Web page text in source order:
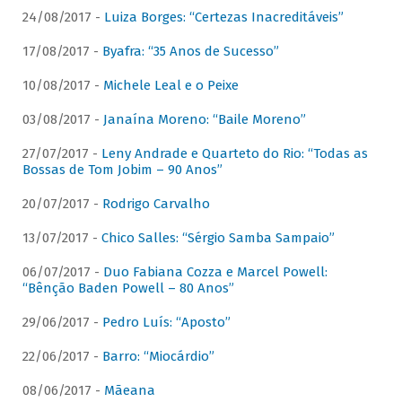
24/08/2017 - Luiza Borges: “Certezas Inacreditáveis”
17/08/2017 - Byafra: “35 Anos de Sucesso”
10/08/2017 - Michele Leal e o Peixe
03/08/2017 - Janaína Moreno: “Baile Moreno”
27/07/2017 - Leny Andrade e Quarteto do Rio: “Todas as
Bossas de Tom Jobim – 90 Anos”
20/07/2017 - Rodrigo Carvalho
13/07/2017 - Chico Salles: “Sérgio Samba Sampaio”
06/07/2017 - Duo Fabiana Cozza e Marcel Powell:
“Bênção Baden Powell – 80 Anos”
29/06/2017 - Pedro Luís: “Aposto”
22/06/2017 - Barro: “Miocárdio”
08/06/2017 - Mãeana